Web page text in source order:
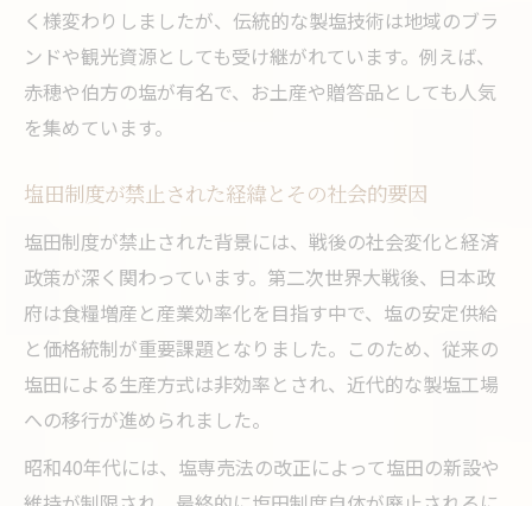
く様変わりしましたが、伝統的な製塩技術は地域のブラ
ンドや観光資源としても受け継がれています。例えば、
赤穂や伯方の塩が有名で、お土産や贈答品としても人気
を集めています。
塩田制度が禁止された経緯とその社会的要因
塩田制度が禁止された背景には、戦後の社会変化と経済
政策が深く関わっています。第二次世界大戦後、日本政
府は食糧増産と産業効率化を目指す中で、塩の安定供給
と価格統制が重要課題となりました。このため、従来の
塩田による生産方式は非効率とされ、近代的な製塩工場
への移行が進められました。
昭和40年代には、塩専売法の改正によって塩田の新設や